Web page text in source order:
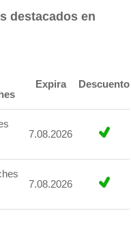
destacados en
Expira Descuento
7.08.2026
7.08.2026